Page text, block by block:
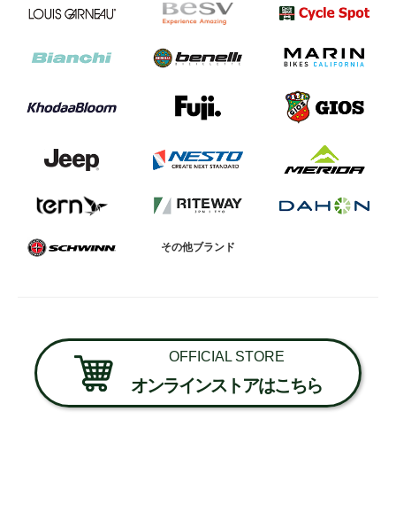
その他ブランド
OFFICIAL STORE
オンラインストアはこちら